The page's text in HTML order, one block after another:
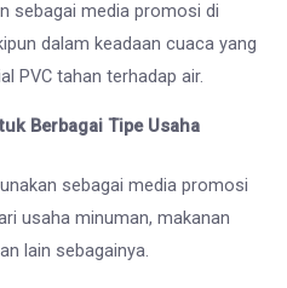
sebagai media promosi di
dalam keadaan cuaca yang
PVC tahan terhadap air.
Berbagai Tipe Usaha
sebagai media promosi
usaha minuman, makanan
lain sebagainya.